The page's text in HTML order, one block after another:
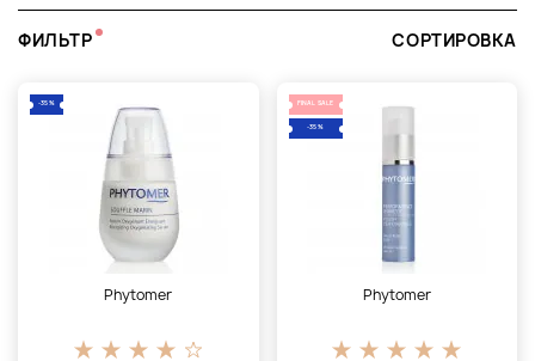
ФИЛЬТР СОРТИРОВКА
-35%
Phytomer
FINAL SALE
-35%
Phytomer